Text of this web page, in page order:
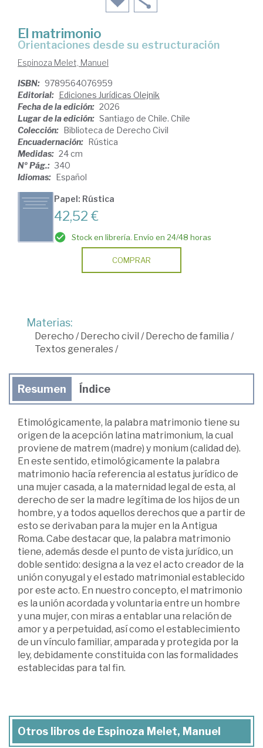
El matrimonio
Orientaciones desde su estructuración
Espinoza Melet, Manuel
ISBN: 9789564076959
Editorial: Ediciones Jurídicas Olejnik
Fecha de la edición: 2026
Lugar de la edición: Santiago de Chile. Chile
Colección: Biblioteca de Derecho Civil
Encuadernación: Rústica
Medidas: 24 cm
Nº Pág.: 340
Idiomas: Español
Papel: Rústica
42,52 €
Stock en librería. Envío en 24/48 horas
COMPRAR
Materias:
Derecho / Derecho civil / Derecho de familia /
Textos generales/
Resumen Índice
Etimológicamente, la palabra matrimonio tiene su
origen de la acepción latina matrimonium, la cual
proviene de matrem (madre) y monium (calidad de).
En este sentido, etimológicamente la palabra
matrimonio hacía referencia al estatus jurídico de
una mujer casada, a la maternidad legal de esta, al
derecho de ser la madre legítima de los hijos de un
hombre, y a todos aquellos derechos que a partir de
esto se derivaban para la mujer en la Antigua
Roma. Cabe destacar que, la palabra matrimonio
tiene, además desde el punto de vista jurídico, un
doble sentido: designa a la vez el acto creador de la
unión conyugal y el estado matrimonial establecido
por este acto. En nuestro concepto, el matrimonio
es la unión acordada y voluntaria entre un hombre
y una mujer, con miras a entablar una relación de
amor y a perpetuidad, así como el establecimiento
de un vínculo familiar, amparada y protegida por la
ley, debidamente constituida con las formalidades
establecidas para tal fin.
Otros libros de Espinoza Melet, Manuel